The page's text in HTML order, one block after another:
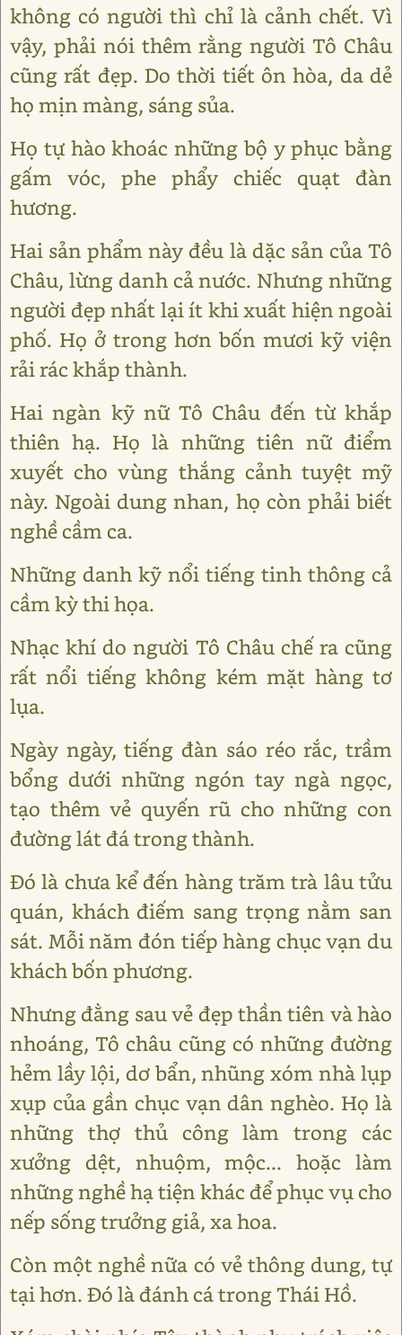
không có người thì chỉ là cảnh chết. Vì
vậy, phải nói thêm rằng người Tô Châu
cũng rất đẹp. Do thời tiết ôn hòa, da dẻ
họ mịn màng, sáng sủa.
Họ tự hào khoác những bộ y phục bằng
gấm vóc, phe phẩy chiếc quạt đàn
hương.
Hai sản phẩm này đều là dặc sản của Tô
Châu, lừng danh cả nước. Nhưng những
người đẹp nhất lại ít khi xuất hiện ngoài
phố. Họ ở trong hơn bốn mươi kỹ viện
rải rác khắp thành.
Hai ngàn kỹ nữ Tô Châu đến từ khắp
thiên hạ. Họ là những tiên nữ điểm
xuyết cho vùng thắng cảnh tuyệt mỹ
này. Ngoài dung nhan, họ còn phải biết
nghề cầm ca.
Những danh kỹ nổi tiếng tinh thông cả
cầm kỳ thi họa.
Nhạc khí do người Tô Châu chế ra cũng
rất nổi tiếng không kém mặt hàng tơ
lụa.
Ngày ngày, tiếng đàn sáo réo rắc, trầm
bổng dưới những ngón tay ngà ngọc,
tạo thêm vẻ quyến rũ cho những con
đường lát đá trong thành.
Đó là chưa kể đến hàng trăm trà lâu tửu
quán, khách điếm sang trọng nằm san
sát. Mỗi năm đón tiếp hàng chục vạn du
khách bốn phương.
Nhưng đằng sau vẻ đẹp thần tiên và hào
nhoáng, Tô châu cũng có những đường
hẻm lầy lội, dơ bẩn, nhũng xóm nhà lụp
xụp của gần chục vạn dân nghèo. Họ là
những thợ thủ công làm trong các
xưởng dệt, nhuộm, mộc... hoặc làm
những nghề hạ tiện khác để phục vụ cho
nếp sống trưởng giả, xa hoa.
Còn một nghề nữa có vẻ thông dung, tự
tại hơn. Đó là đánh cá trong Thái Hồ.